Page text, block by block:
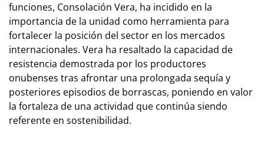
funciones, Consolación Vera, ha incidido en la
importancia de la unidad como herramienta para
fortalecer la posición del sector en los mercados
internacionales. Vera ha resaltado la capacidad de
resistencia demostrada por los productores
onubenses tras afrontar una prolongada sequía y
posteriores episodios de borrascas, poniendo en valor
la fortaleza de una actividad que continúa siendo
referente en sostenibilidad.